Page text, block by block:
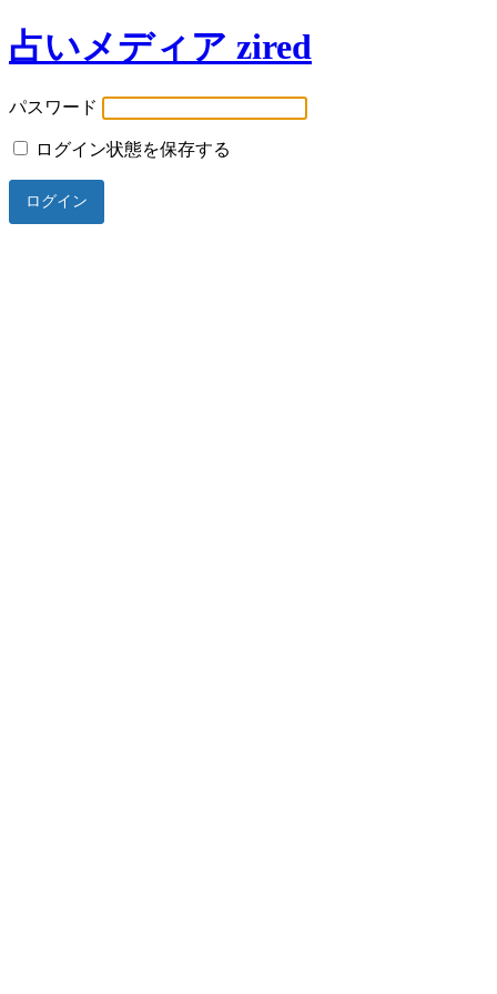
占いメディア zired
パスワード
ログイン状態を保存する